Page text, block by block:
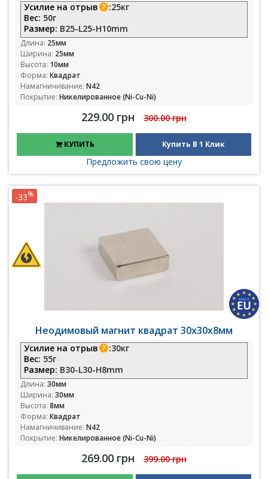
Усилие на отрыв :25кг
Вес: 50г
Размер: B25-L25-H10mm
Длина: 25мм
Ширина: 25мм
Высота: 10мм
Форма: Квадрат
Намагничивание: N42
Покрытие: Никелированное (Ni-Cu-Ni)
229.00 грн 300.00 грн
КУПИТЬ Купить В 1 Клик
Предложить свою цену
Неодимовый магнит квадрат 30х30х8мм
Усилие на отрыв :30кг
Вес: 55г
Размер: B30-L30-H8mm
Длина: 30мм
Ширина: 30мм
Высота: 8мм
Форма: Квадрат
Намагничивание: N42
Покрытие: Никелированное (Ni-Cu-Ni)
269.00 грн 399.00 грн
-33%